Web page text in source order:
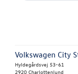
Volkswagen City
Hyldegårdsvej 53-61
2920 Charlottenlund